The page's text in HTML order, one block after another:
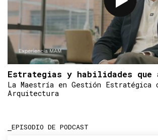
Estrategias y habilidades que
La Maestría en Gestión Estratégica
Arquitectura
EPISODIO DE PODCAST